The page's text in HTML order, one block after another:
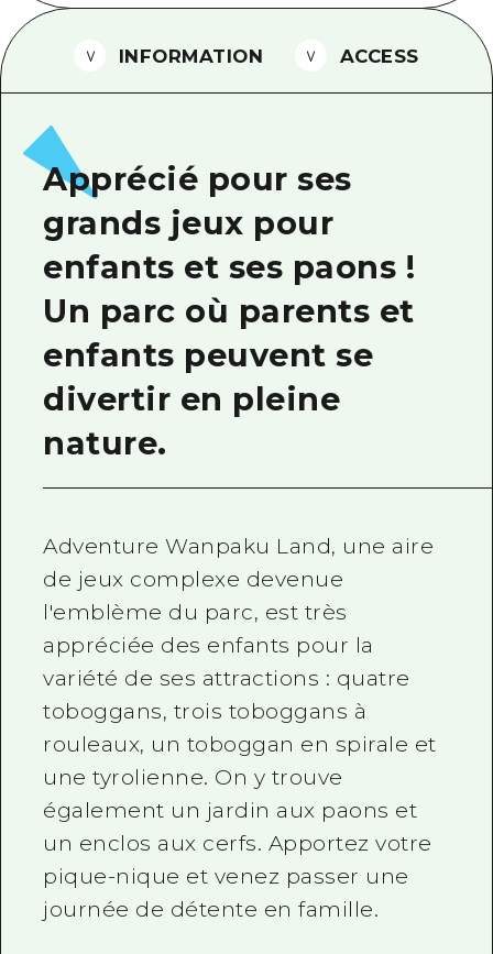
Téléchargement de Photos
Informations sur le transport en
Brochure touristique
INFORMATION ACCESS
Apprécié pour ses
grands jeux pour
enfants et ses paons !
Un parc où parents et
enfants peuvent se
divertir en pleine
nature.
Adventure Wanpaku Land, une aire
de jeux complexe devenue
l'emblème du parc, est très
appréciée des enfants pour la
variété de ses attractions : quatre
toboggans, trois toboggans à
rouleaux, un toboggan en spirale et
une tyrolienne. On y trouve
également un jardin aux paons et
un enclos aux cerfs. Apportez votre
pique-nique et venez passer une
journée de détente en famille.